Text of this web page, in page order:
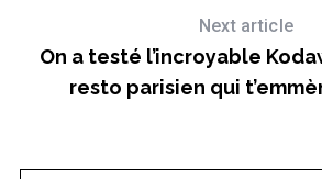
Next article
On a testé l’incroyable
resto parisien qui